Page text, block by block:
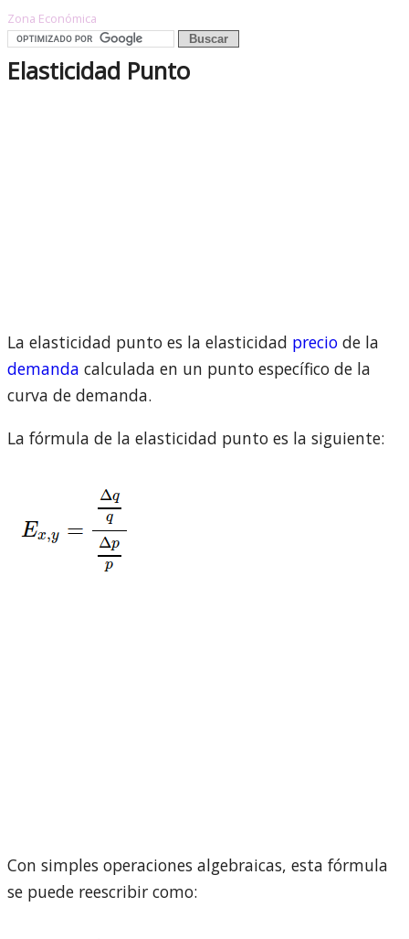
Zona Económica
Elasticidad Punto
La elasticidad punto es la elasticidad precio de la
demanda calculada en un punto específico de la
curva de demanda.
La fórmula de la elasticidad punto es la siguiente:
Con simples operaciones algebraicas, esta fórmula
se puede reescribir como: